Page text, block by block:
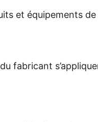
et équipements
fabricant